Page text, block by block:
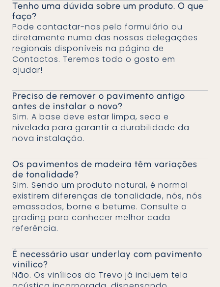
Tenho uma dúvida sobre um produto. O que
faço?
Pode contactar-nos pelo formulário ou
diretamente numa das nossas delegações
regionais disponíveis na página de
Contactos. Teremos todo o gosto em
ajudar!
Preciso de remover o pavimento antigo
antes de instalar o novo?
Sim. A base deve estar limpa, seca e
nivelada para garantir a durabilidade da
nova instalação.
Os pavimentos de madeira têm variações
de tonalidade?
Sim. Sendo um produto natural, é normal
existirem diferenças de tonalidade, nós, nós
emassados, borne e betume. Consulte o
grading para conhecer melhor cada
referência.
É necessário usar underlay com pavimento
vinílico?
Não. Os vinílicos da Trevo já incluem tela